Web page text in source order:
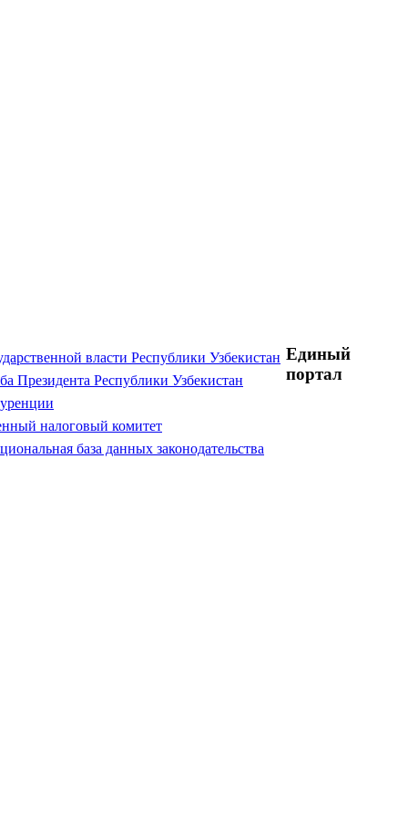
власти Республики Узбекистан
Президента Республики Узбекистан
налоговый комитет
база данных законодательства
Единый
портал